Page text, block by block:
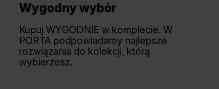
Wygodny wybór
Kupuj WYGODNIE w komplecie. W
PORTA podpowiadamy najlepsze
rozwiązania do kolekcji, którą
wybierzesz.